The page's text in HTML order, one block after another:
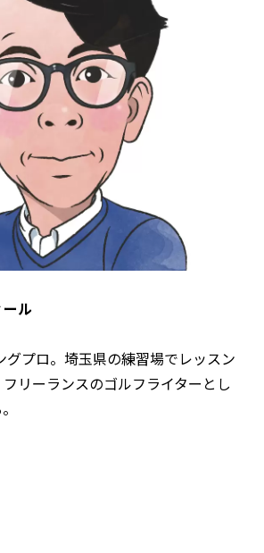
ル
グプロ。埼玉県の練習場でレッスン
リーランスのゴルフライターとし